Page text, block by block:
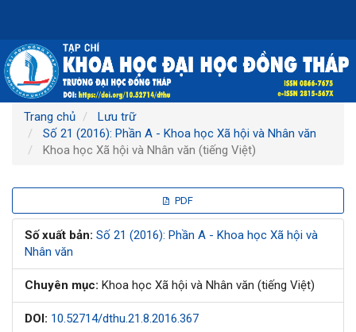
chính
Nội
dung
chính
Thanh
bên
Trang chủ
Lưu trữ
Số 21 (2016): Phần A - Khoa học Xã hội và Nhân văn
Khoa học Xã hội và Nhân văn (tiếng Việt)
bên
bài
viết
PDF
Số xuất bản: Số 21 (2016): Phần A - Khoa học Xã hội và
Nhân văn
Chuyên mục: Khoa học Xã hội và Nhân văn (tiếng Việt)
DOI: 10.52714/dthu.21.8.2016.367